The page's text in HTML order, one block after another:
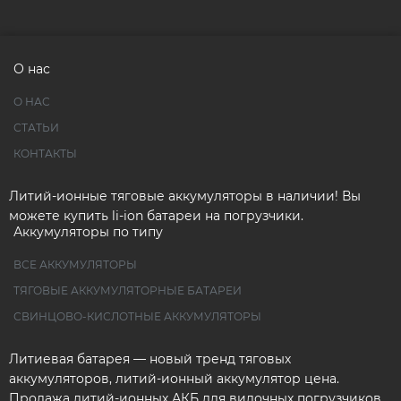
О нас
О НАС
СТАТЬИ
КОНТАКТЫ
Литий-ионные тяговые аккумуляторы в наличии! Вы
можете купить li-ion батареи на погрузчики.
Аккумуляторы по типу
ВСЕ АККУМУЛЯТОРЫ
ТЯГОВЫЕ АККУМУЛЯТОРНЫЕ БАТАРЕИ
СВИНЦОВО-КИСЛОТНЫЕ АККУМУЛЯТОРЫ
Литиевая батарея — новый тренд тяговых
аккумуляторов, литий-ионный аккумулятор цена.